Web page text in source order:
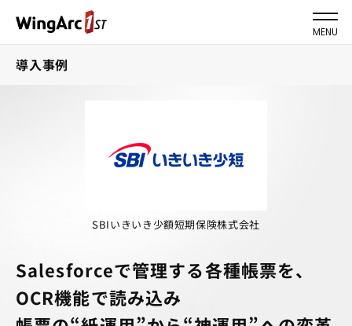
MENU
導入事例
SBIいきいき少額短期保険株式会社
Salesforceで管理する各種帳票を、
OCR機能で読み込み